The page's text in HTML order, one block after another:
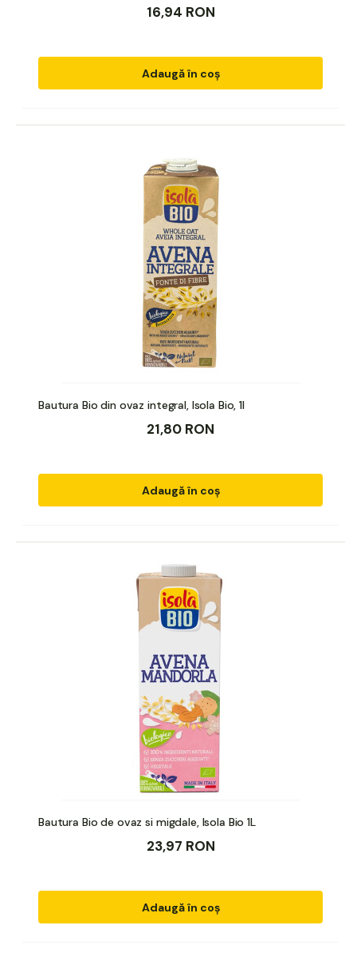
16,94 RON
Adaugă în coș
Bautura Bio din ovaz integral, Isola Bio, 1l
21,80 RON
Adaugă în coș
Bautura Bio de ovaz si migdale, Isola Bio 1L
23,97 RON
Adaugă în coș